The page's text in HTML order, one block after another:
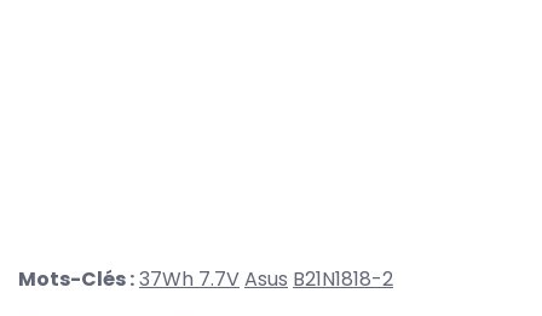
Mots-Clés :37Wh 7.7VAsus B21N1818-2